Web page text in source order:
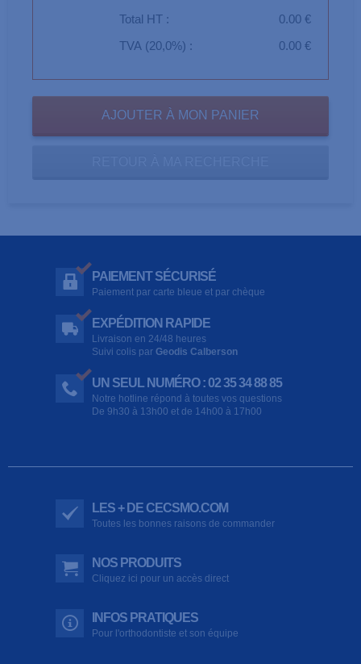
Total HT :
0.00 €
TVA (20,0%) :
0.00 €
PAIEMENT SÉCURISÉ
Paiement par carte bleue et par chèque
EXPÉDITION RAPIDE
Livraison en 24/48 heures
Suivi colis par Geodis Calberson
UN SEUL NUMÉRO : 02 35 34 88 85
Notre hotline répond à toutes vos questions
De 9h30 à 13h00 et de 14h00 à 17h00
LES + DE CECSMO.COM
Toutes les bonnes raisons de commander
NOS PRODUITS
Cliquez ici pour un accès direct
INFOS PRATIQUES
Pour l'orthodontiste et son équipe